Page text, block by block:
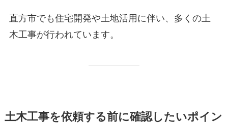
直方市でも住宅開発や土地活用に伴い、多くの土
木工事が行われています。
土木工事を依頼する前に確認したいポイン